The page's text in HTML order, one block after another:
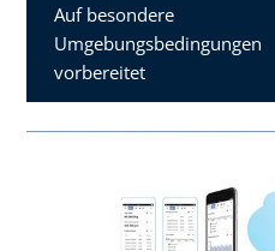
Auf besondere
Umgebungsbedingungen
vorbereitet